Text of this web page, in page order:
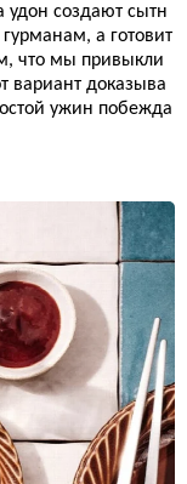
удон создают сытн
а готовит
что мы привыкли
вариант доказыва
ужин побежда